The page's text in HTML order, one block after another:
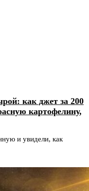
как джет за 200
картофелину,
и увидели, как